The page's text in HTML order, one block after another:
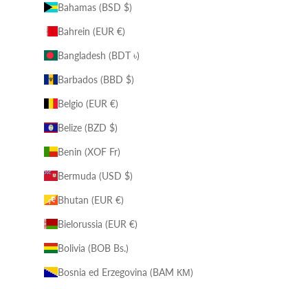
Bahamas (BSD $)
Bahrein (EUR €)
Bangladesh (BDT ৳)
Barbados (BBD $)
Belgio (EUR €)
Belize (BZD $)
Benin (XOF Fr)
Bermuda (USD $)
Bhutan (EUR €)
Bielorussia (EUR €)
Bolivia (BOB Bs.)
Bosnia ed Erzegovina (BAM КМ)